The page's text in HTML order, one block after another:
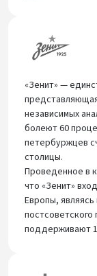
«Зенит» —
независимых
болеют 60
петербуржцев
столицы.
Проведенное в
что «Зенит»
Европы,
постсоветского
поддерживают